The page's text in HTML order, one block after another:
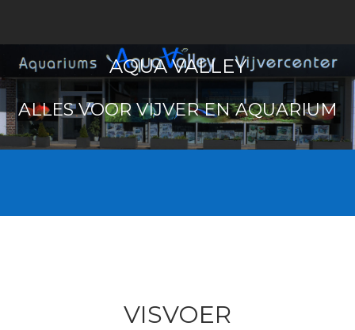
AQUA VALLEY
ALLES VOOR VIJVER EN AQUARIUM
VISVOER